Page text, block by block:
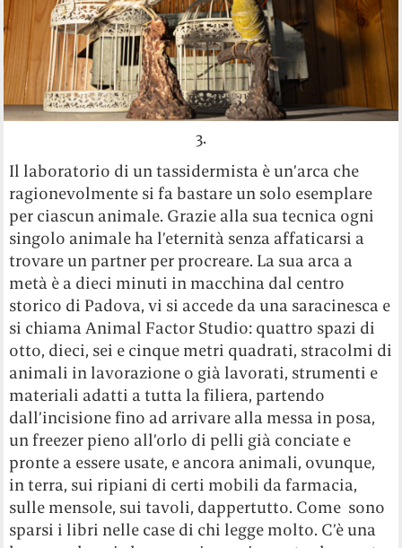
3.
Il laboratorio di un tassidermista è un’arca che
ragionevolmente si fa bastare un solo esemplare
per ciascun animale. Grazie alla sua tecnica ogni
singolo animale ha l’eternità senza affaticarsi a
trovare un partner per procreare. La sua arca a
metà è a dieci minuti in macchina dal centro
storico di Padova, vi si accede da una saracinesca e
si chiama Animal Factor Studio: quattro spazi di
otto, dieci, sei e cinque metri quadrati, stracolmi di
animali in lavorazione o già lavorati, strumenti e
materiali adatti a tutta la filiera, partendo
dall’incisione fino ad arrivare alla messa in posa,
un freezer pieno all’orlo di pelli già conciate e
pronte a essere usate, e ancora animali, ovunque,
in terra, sui ripiani di certi mobili da farmacia,
sulle mensole, sui tavoli, dappertutto. Come sono
sparsi i libri nelle case di chi legge molto. C’è una